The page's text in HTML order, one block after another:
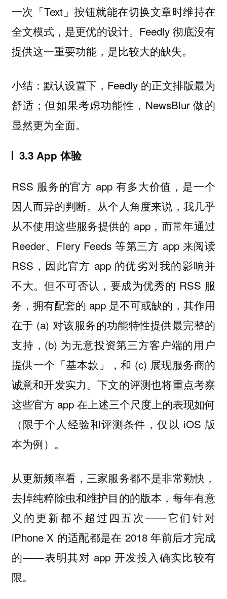
一次「Text」按钮就能在切换文章时维持在
全文模式，是更优的设计。Feedly 彻底没有
提供这一重要功能，是比较大的缺失。
小结：默认设置下，Feedly 的正文排版最为
舒适；但如果考虑功能性，NewsBlur 做的
显然更为全面。
3.3 App 体验
RSS 服务的官方 app 有多大价值，是一个
因人而异的判断。从个人角度来说，我几乎
从不使用这些服务提供的 app，而常年通过
Reeder、Fiery Feeds 等第三方 app 来阅读
RSS，因此官方 app 的优劣对我的影响并
不大。但不可否认，要成为优秀的 RSS 服
务，拥有配套的 app 是不可或缺的，其作用
在于 (a) 对该服务的功能特性提供最完整的
支持，(b) 为无意投资第三方客户端的用户
提供一个「基本款」，和 (c) 展现服务商的
诚意和开发实力。下文的评测也将重点考察
这些官方 app 在上述三个尺度上的表现如何
（限于个人经验和评测条件，仅以 iOS 版
本为例）。
从更新频率看，三家服务都不是非常勤快，
去掉纯粹除虫和维护目的的版本，每年有意
义的更新都不超过四五次——它们针对
iPhone X 的适配都是在 2018 年前后才完成
的——表明其对 app 开发投入确实比较有
限。